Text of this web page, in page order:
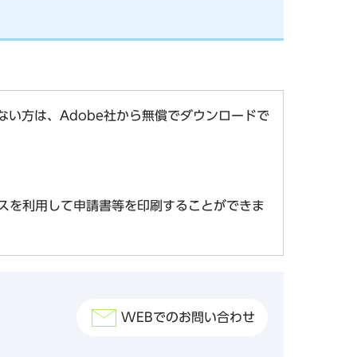
方は、Adobe社から無償でダウンロードで
を利用して申請書等を印刷することができま
WEBでのお問い合わせ